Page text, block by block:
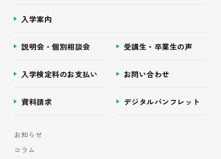
入学案内
説明会・個別相談会 受講生・卒業生の声
入学検定料のお支払い お問い合わせ
資料請求 デジタルパンフレット
お知らせ
コラム